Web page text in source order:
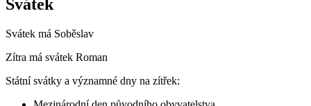
Svátek
Svátek má Soběslav
Zítra má svátek Roman
Státní svátky a významné dny na zítřek: